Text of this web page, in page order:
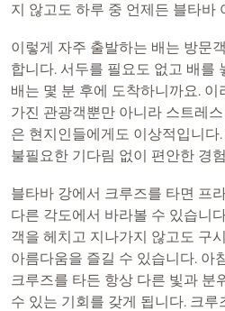
지 않고도 하루 중 언제든 블타바
이렇게 자주 출발하는 배는 방문
합니다. 서두를 필요도 없고 배를
배는 몇 분 후에 도착하니까요.
가진 관광객뿐만 아니라 스트레
은 현지인들에게도 이상적입니다
불필요한 기다림 없이 편안한 경
블타바 강에서 크루즈를 타면 프
다른 각도에서 바라볼 수 있습니
객을 헤치고 지나가지 않고도 구
아름다움을 즐길 수 있습니다. 아
크루즈를 타든 항상 다른 빛과 분
수 있는 기회를 갖게 됩니다. 크